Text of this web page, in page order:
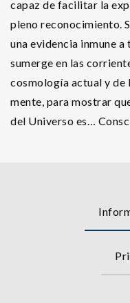
capaz de facilitar la
pleno reconocimiento.
una evidencia inmune
sumerge en las
cosmología actual y de
mente, para mostrar
del Universo es…